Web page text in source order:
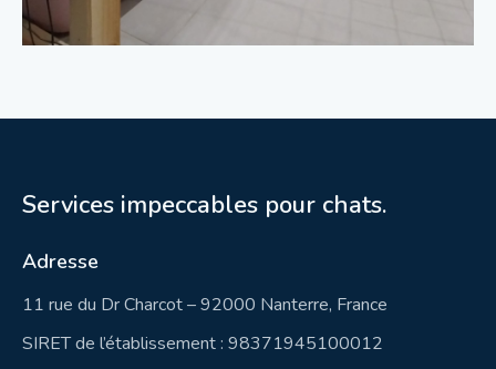
Services impeccables pour chats.
Adresse
11 rue du Dr Charcot – 92000 Nanterre, France
SIRET de l’établissement : 98371945100012